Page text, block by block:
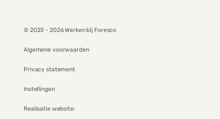
© 2023 - 2026 Werken bij Foresco
Algemene voorwaarden
Privacy statement
Instellingen
Realisatie website: